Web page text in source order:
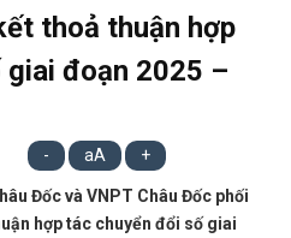
thoả thuận hợp
đoạn 2025 –
- aA +
Đốc và VNPT Châu Đốc phối
hợp tác chuyển đổi số giai